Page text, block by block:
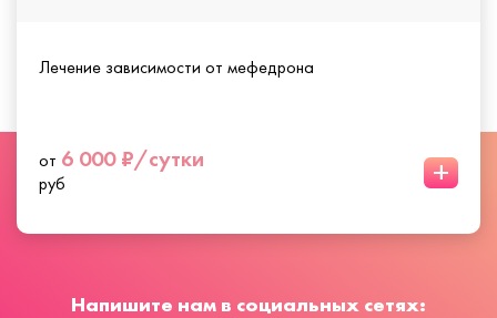
Лечение зависимости от мефедрона
от 6 000 ₽/сутки
руб +
Напишите нам в социальных сетях: